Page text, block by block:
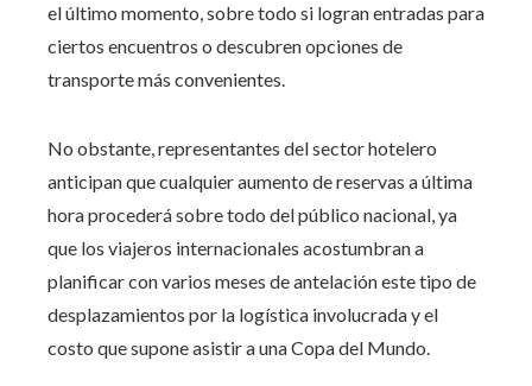
el último momento, sobre todo si logran entradas para
ciertos encuentros o descubren opciones de
transporte más convenientes.
No obstante, representantes del sector hotelero
anticipan que cualquier aumento de reservas a última
hora procederá sobre todo del público nacional, ya
que los viajeros internacionales acostumbran a
planificar con varios meses de antelación este tipo de
desplazamientos por la logística involucrada y el
costo que supone asistir a una Copa del Mundo.